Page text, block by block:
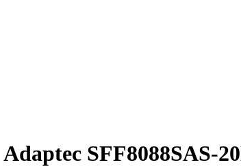
SFF8088SAS-